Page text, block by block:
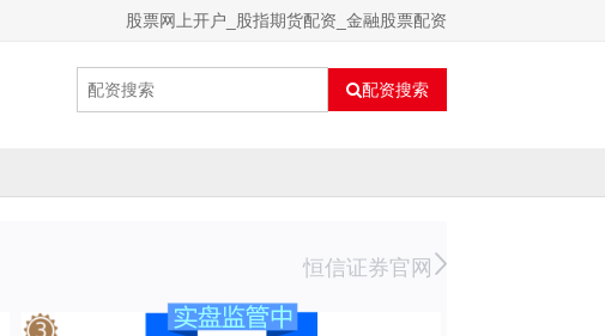
股票网上开户_股指期货配资_金融股票配资
配资搜索
恒信证券官网